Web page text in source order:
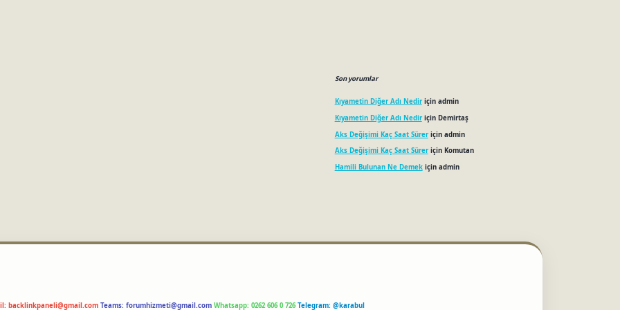
Son yorumlar
Kıyametin Diğer Adı Nediriçin admin
Kıyametin Diğer Adı Nediriçin Demirtaş
Aks Değişimi Kaç Saat Süreriçin admin
Aks Değişimi Kaç Saat Süreriçin Komutan
Hamili Bulunan Ne Demekiçin admin
backlinkpaneli@gmail.com Teams: forumhizmeti@gmail.com Whatsapp: 0262 606 0 726 Telegram: @karabul